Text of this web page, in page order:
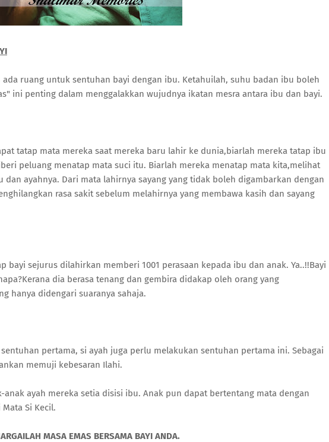
ruang untuk sentuhan bayi dengan ibu. Ketahuilah, suhu badan ibu boleh
ini penting dalam menggalakkan wujudnya ikatan mesra antara ibu dan bayi.
tatap mata mereka saat mereka baru lahir ke dunia,biarlah mereka tatap ibu
peluang menatap mata suci itu. Biarlah mereka menatap mata kita,melihat
dan ayahnya. Dari mata lahirnya sayang yang tidak boleh digambarkan dengan
rasa sakit sebelum melahirnya yang membawa kasih dan sayang
bayi sejurus dilahirkan memberi 1001 perasaan kepada ibu dan anak. Ya..!!Bayi
dia berasa tenang dan gembira didakap oleh orang yang
hanya didengari suaranya sahaja.
pertama, si ayah juga perlu melakukan sentuhan pertama ini. Sebagai
memuji kebesaran Ilahi.
ayah mereka setia disisi ibu. Anak pun dapat bertentang mata dengan
Mata Si Kecil.
MASA EMAS BERSAMA BAYI ANDA.